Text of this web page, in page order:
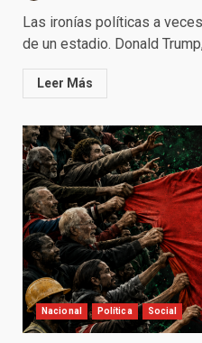
Las ironías políticas a
de un estadio. Donald
Leer Más
Nacional Política Social